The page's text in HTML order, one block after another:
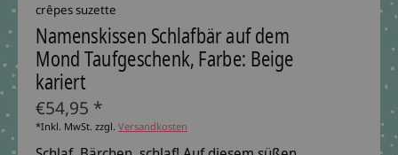
crêpes suzette
Namenskissen Schlafbär auf dem
Mond Taufgeschenk, Farbe: Beige
kariert
€54,95 *
*Inkl. MwSt. zzgl. Versandkosten